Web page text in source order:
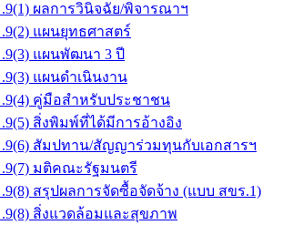
ผลการวินิจฉัย/พิจารณาฯ
แผนยุทธศาสตร์
แผนพัฒนา 3 ปี
แผนดำเนินงาน
คู่มือสำหรับประชาชน
สิ่งพิมพ์ที่ได้มีการอ้างอิง
สัมปทาน/สัญญาร่วมทุนกับเอกสารฯ
มติคณะรัฐมนตรี
สรุปผลการจัดซื้อจัดจ้าง (แบบ สขร.1)
สิ่งแวดล้อมและสุขภาพ